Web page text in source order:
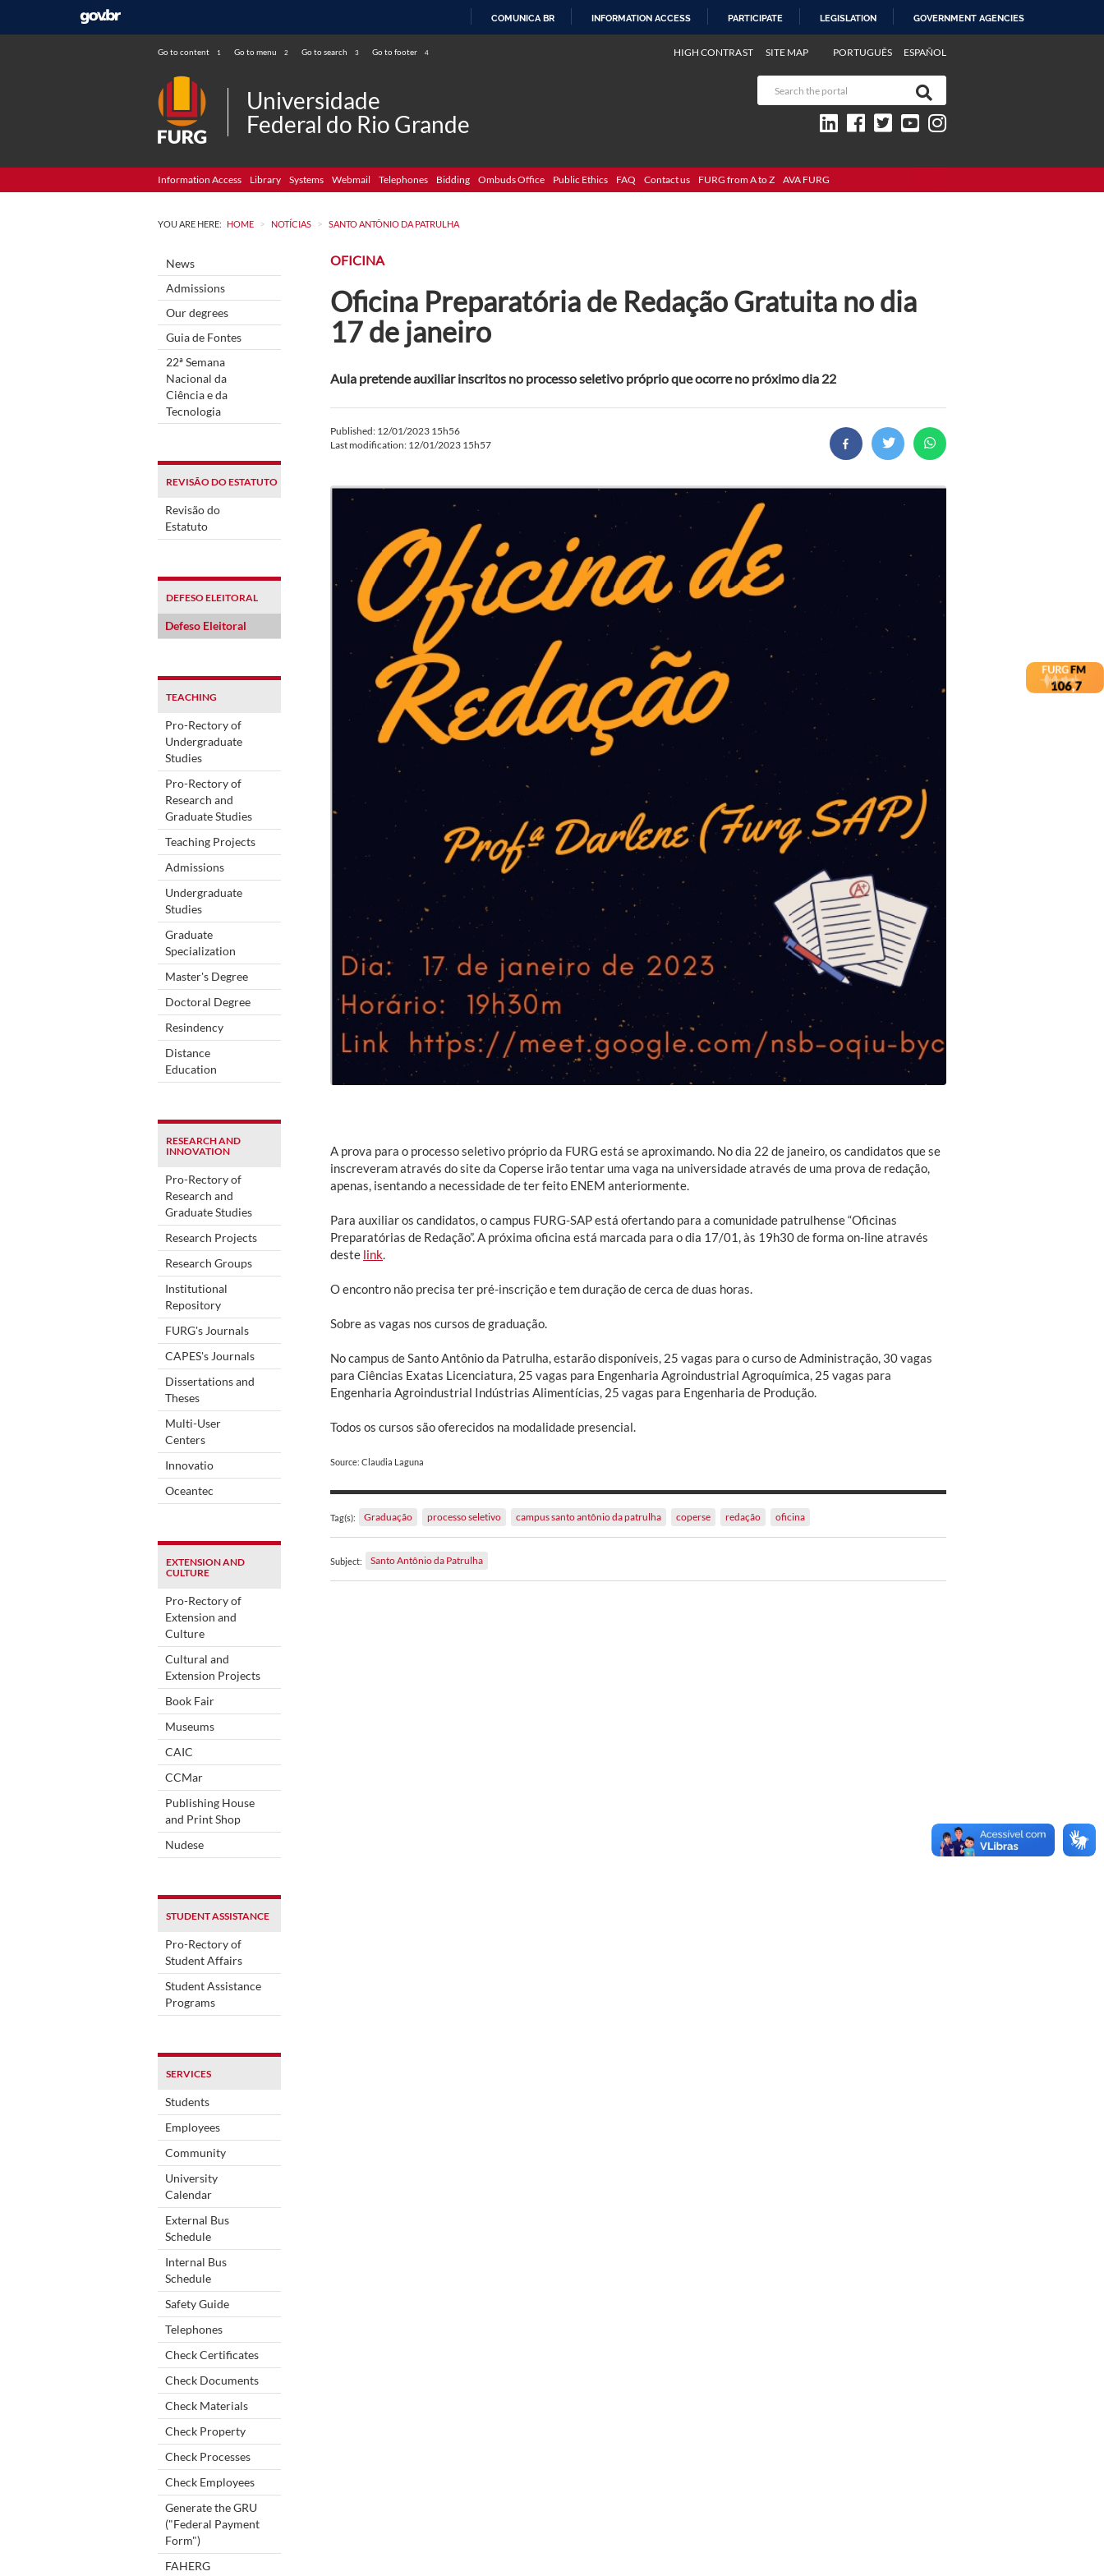
COMUNICA BR INFORMATION ACCESS PARTICIPATE LEGISLATION GOVERNMENT AGENCIES
Go to content 1 Go to menu 2 Go to search 3 Go to footer 4 PORTUGUÊS ESPAÑOL
HIGH CONTRAST SITE MAP
Universidade
Federal do Rio Grande
Information Access Library Systems Webmail Telephones Bidding Ombuds Office Public Ethics FAQ Contact us FURG from A to Z AVA FURG
YOU ARE HERE: HOME > NOTÍCIAS > SANTO ANTÔNIO DA PATRULHA
News
Admissions
Our degrees
Guia de Fontes
22ª Semana
Nacional da
Ciência e da
Tecnologia
REVISÃO DO ESTATUTO
Revisão do
Estatuto
DEFESO ELEITORAL
Defeso Eleitoral
TEACHING
Pro-Rectory of
Undergraduate
Studies
Pro-Rectory of
Research and
Graduate Studies
Teaching Projects
Admissions
Undergraduate
Studies
Graduate
Specialization
Master's Degree
Doctoral Degree
Resindency
Distance
Education
RESEARCH AND
INNOVATION
Pro-Rectory of
Research and
Graduate Studies
Research Projects
Research Groups
Institutional
Repository
FURG's Journals
CAPES's Journals
Dissertations and
Theses
Multi-User
Centers
Innovatio
Oceantec
EXTENSION AND
CULTURE
Pro-Rectory of
Extension and
Culture
Cultural and
Extension Projects
Book Fair
Museums
CAIC
CCMar
Publishing House
and Print Shop
Nudese
STUDENT ASSISTANCE
Pro-Rectory of
Student Affairs
Student Assistance
Programs
SERVICES
Students
Employees
Community
University
Calendar
External Bus
Schedule
Internal Bus
Schedule
Safety Guide
Telephones
Check Certificates
Check Documents
Check Materials
Check Property
Check Processes
Check Employees
Generate the GRU
("Federal Payment
Form")
FAHERG
OFICINA
Oficina Preparatória de Redação Gratuita no dia
17 de janeiro
Aula pretende auxiliar inscritos no processo seletivo próprio que ocorre no próximo dia 22
Published: 12/01/2023 15h56
Last modification: 12/01/2023 15h57
A prova para o processo seletivo próprio da FURG está se aproximando. No dia 22 de janeiro, os candidatos que se
inscreveram através do site da Coperse irão tentar uma vaga na universidade através de uma prova de redação,
apenas, isentando a necessidade de ter feito ENEM anteriormente.
Para auxiliar os candidatos, o campus FURG-SAP está ofertando para a comunidade patrulhense “Oficinas
Preparatórias de Redação”. A próxima oficina está marcada para o dia 17/01, às 19h30 de forma on-line através
deste link.
O encontro não precisa ter pré-inscrição e tem duração de cerca de duas horas.
Sobre as vagas nos cursos de graduação.
No campus de Santo Antônio da Patrulha, estarão disponíveis, 25 vagas para o curso de Administração, 30 vagas
para Ciências Exatas Licenciatura, 25 vagas para Engenharia Agroindustrial Agroquímica, 25 vagas para
Engenharia Agroindustrial Indústrias Alimentícias, 25 vagas para Engenharia de Produção.
Todos os cursos são oferecidos na modalidade presencial.
Source: Claudia Laguna
Tag(s): Graduação processo seletivo campus santo antônio da patrulha coperse redação oficina
Subject: Santo Antônio da Patrulha